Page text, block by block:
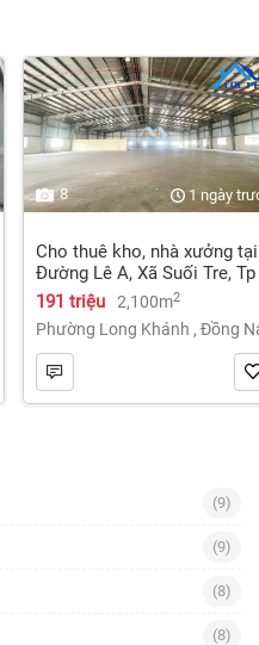
8 1 ngày
Cho thuê kho, nhà xưởng tại
Đường Lê A, Xã Suối Tre, Tp
Long Khánh, Đồng Nai giá
191 Triệu
191 triệu 2,100m2
Phường Long Khánh , Đồng
(9)
(9)
(8)
(8)